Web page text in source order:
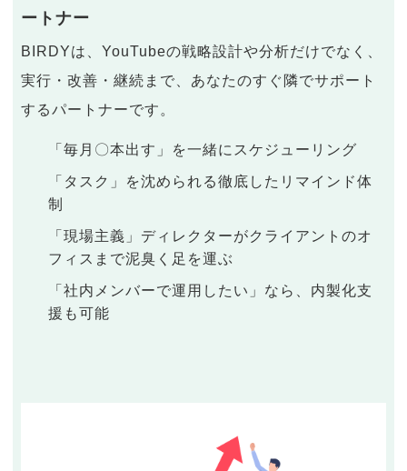
ートナー
BIRDYは、YouTubeの戦略設計や分析だけでなく、
実行・改善・継続まで、あなたのすぐ隣でサポート
するパートナーです。
「毎月〇本出す」を一緒にスケジューリング
「タスク」を沈められる徹底したリマインド体
制
「現場主義」ディレクターがクライアントのオ
フィスまで泥臭く足を運ぶ
「社内メンバーで運用したい」なら、内製化支
援も可能